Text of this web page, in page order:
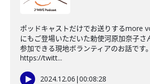
ポッドキャストだけでお送りするmore
にもご登場いただいた勅使河原加奈子さ
参加できる現地ボランティアのお話です
https://twitt...
2024.12.06 |00:08:28